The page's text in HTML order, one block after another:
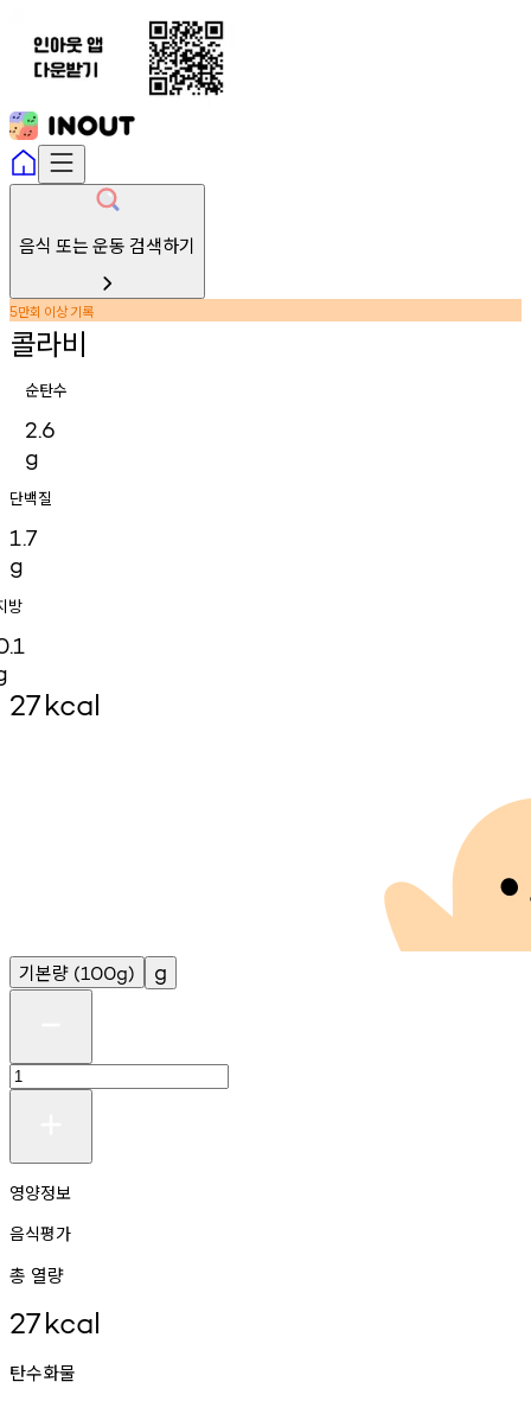
음식 또는 운동 검색하기
5만회 이상기록
콜라비
순탄수
2.6
g
단백질
1.7
g
방
27kcal
기본량 (100g) g
영양정보
음식평가
총 열량
27kcal
탄수화물